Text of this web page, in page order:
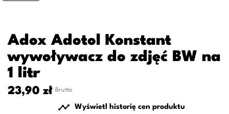
Adox Adotol Konstant
wywoływacz do zdjęć BW na
1 litr
23,90 zł Brutto
 Wyświetl historię cen produktu